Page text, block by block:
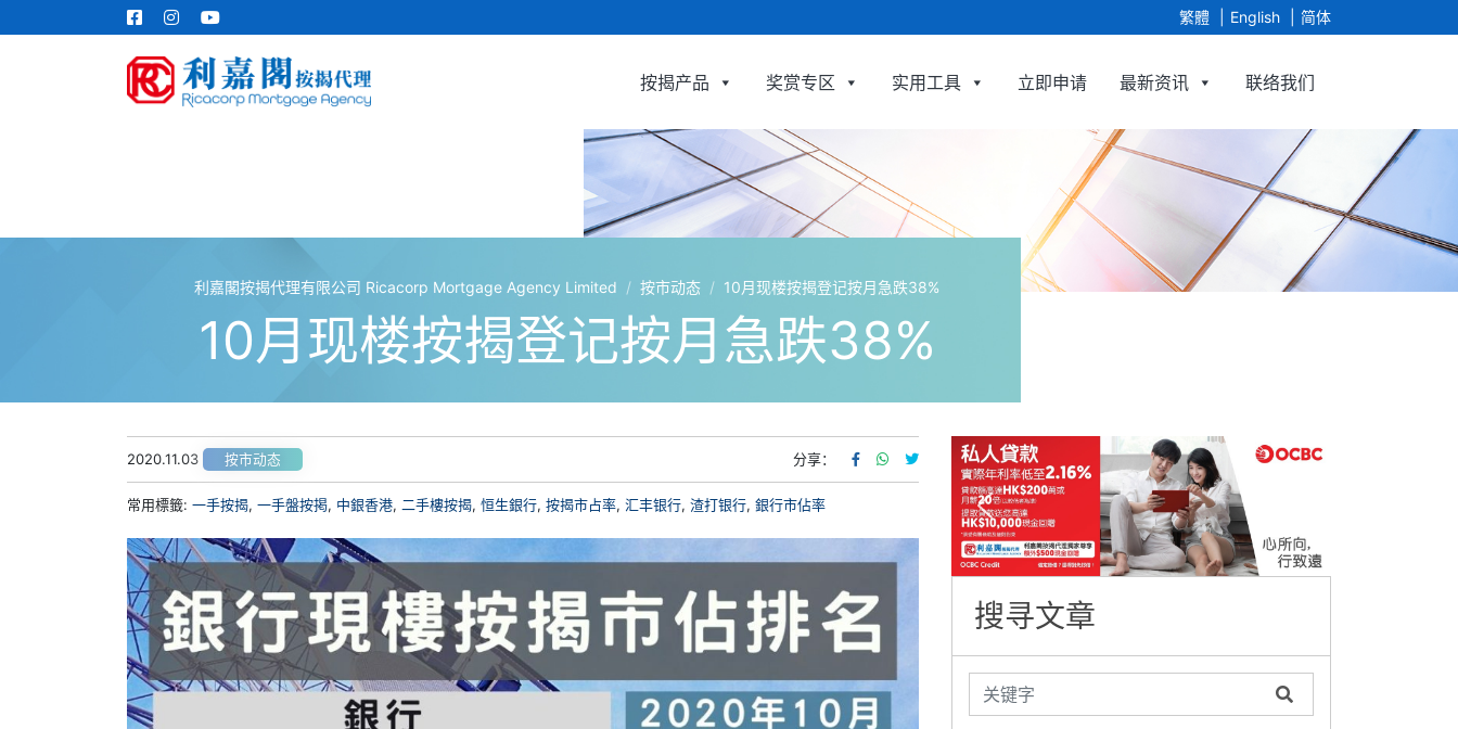
繁體 English 简体
按揭产品 奖赏专区 实用工具 立即申请 最新资讯 联络我们
利嘉閣按揭代理有限公司 Ricacorp Mortgage Agency Limited 利嘉閣按揭代理有限公司 Ricacorp Mortgage Agency Limited
/ 按市动态 / 10月现楼按揭登记按月急跌38%
10月现楼按揭登记按月急跌38%
2020.11.03 按市动态 分享：
常用標籤: 一手按揭, 一手盤按掲, 中銀香港, 二手樓按揭, 恒生銀行, 按揭市占率, 汇丰银行, 渣打银行, 銀行市佔率
搜寻文章